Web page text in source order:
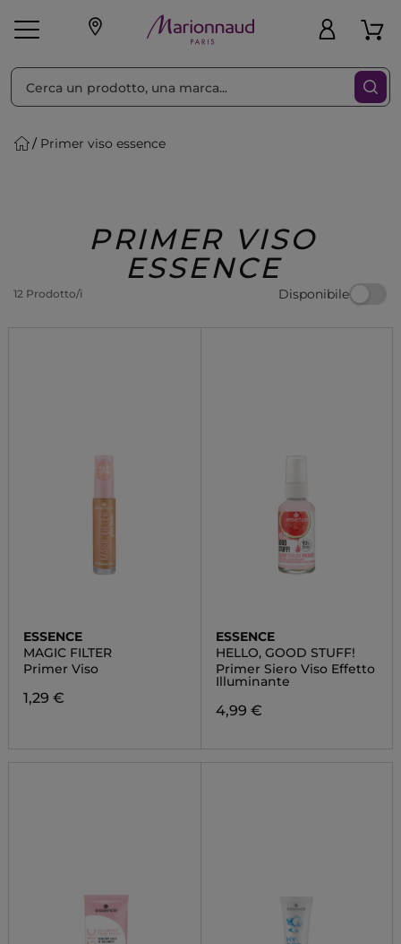
Make-up Profumi
Regalo
Primer viso essence
PRIMER VISO
ESSENCE
12 Prodotto/i Disponibile
Ordina per Filtra
ESSENCE
MAGIC FILTER
Primer Viso
1,29 €
ESSENCE
HELLO, GOOD STUFF!
Primer Siero Viso Effetto
Illuminante
4,99 €